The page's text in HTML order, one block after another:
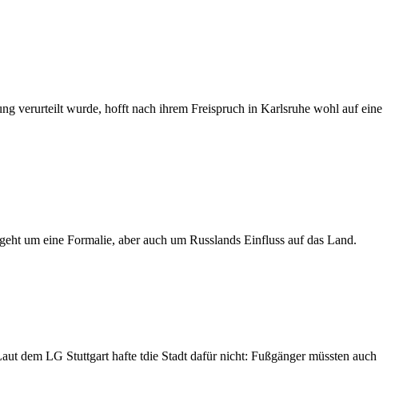
verurteilt wurde, hofft nach ihrem Freispruch in Karlsruhe wohl auf eine
um eine Formalie, aber auch um Russlands Einfluss auf das Land.
dem LG Stuttgart hafte tdie Stadt dafür nicht: Fußgänger müssten auch